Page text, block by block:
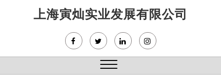
上海寅灿实业发展有限公司